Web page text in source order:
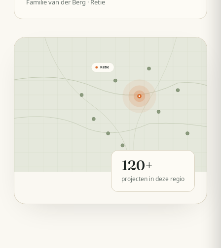
Retie
120+
projecten in deze regio